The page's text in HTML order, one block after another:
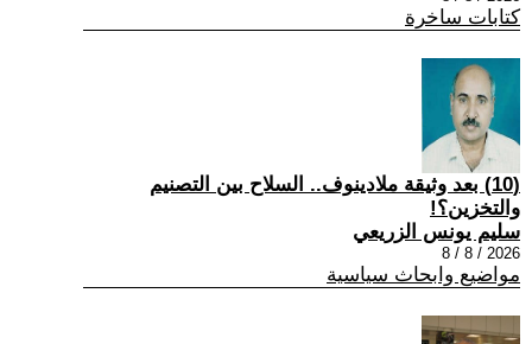
كتابات ساخرة
(10) بعد وثيقة ملادينوف.. السلاح بين التصنيم
والتخزين؟!
سليم يونس الزريعي
2026 / 8 / 8
مواضيع وابحاث سياسية